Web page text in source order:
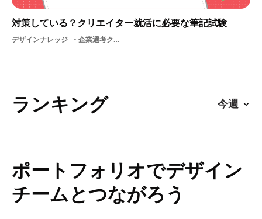
対策している？クリエイター就活に必要な筆記試験
デザインナレッジ 企業選考クリエイター就活筆記試験
ランキング
ポートフォリオでデザイン
チームとつながろう